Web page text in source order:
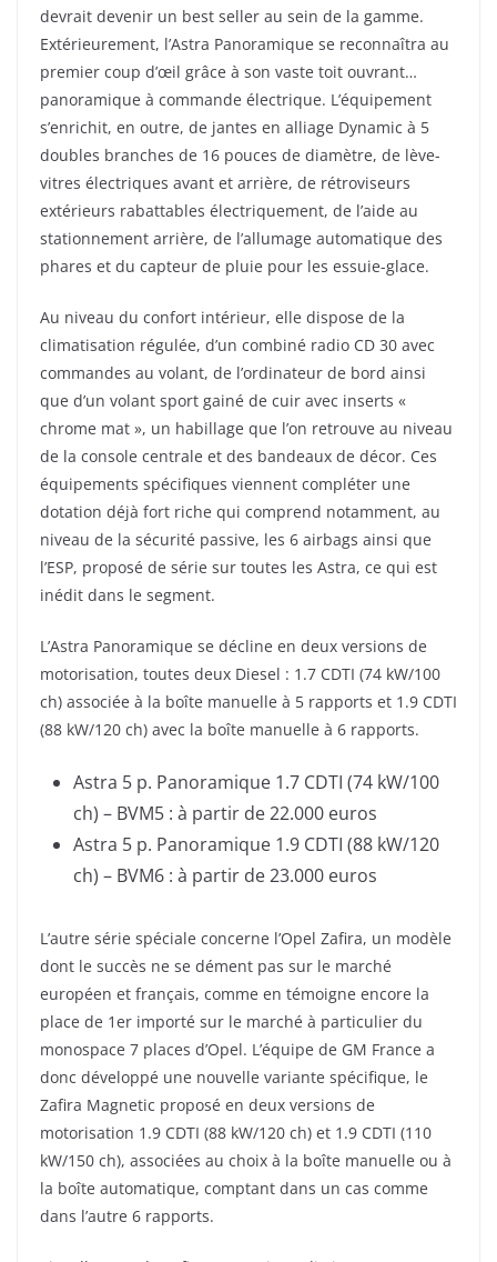
devrait devenir un best seller au sein de la gamme.
Extérieurement, l’Astra Panoramique se reconnaîtra au
premier coup d’œil grâce à son vaste toit ouvrant…
panoramique à commande électrique. L’équipement
s’enrichit, en outre, de jantes en alliage Dynamic à 5
doubles branches de 16 pouces de diamètre, de lève-
vitres électriques avant et arrière, de rétroviseurs
extérieurs rabattables électriquement, de l’aide au
stationnement arrière, de l’allumage automatique des
phares et du capteur de pluie pour les essuie-glace.
Au niveau du confort intérieur, elle dispose de la
climatisation régulée, d’un combiné radio CD 30 avec
commandes au volant, de l’ordinateur de bord ainsi
que d’un volant sport gainé de cuir avec inserts «
chrome mat », un habillage que l’on retrouve au niveau
de la console centrale et des bandeaux de décor. Ces
équipements spécifiques viennent compléter une
dotation déjà fort riche qui comprend notamment, au
niveau de la sécurité passive, les 6 airbags ainsi que
l’ESP, proposé de série sur toutes les Astra, ce qui est
inédit dans le segment.
L’Astra Panoramique se décline en deux versions de
motorisation, toutes deux Diesel : 1.7 CDTI (74 kW/100
ch) associée à la boîte manuelle à 5 rapports et 1.9 CDTI
(88 kW/120 ch) avec la boîte manuelle à 6 rapports.
Astra 5 p. Panoramique 1.7 CDTI (74 kW/100
ch) – BVM5 : à partir de 22.000 euros
Astra 5 p. Panoramique 1.9 CDTI (88 kW/120
ch) – BVM6 : à partir de 23.000 euros
L’autre série spéciale concerne l’Opel Zafira, un modèle
dont le succès ne se dément pas sur le marché
européen et français, comme en témoigne encore la
place de 1er importé sur le marché à particulier du
monospace 7 places d’Opel. L’équipe de GM France a
donc développé une nouvelle variante spécifique, le
Zafira Magnetic proposé en deux versions de
motorisation 1.9 CDTI (88 kW/120 ch) et 1.9 CDTI (110
kW/150 ch), associées au choix à la boîte manuelle ou à
la boîte automatique, comptant dans un cas comme
dans l’autre 6 rapports.